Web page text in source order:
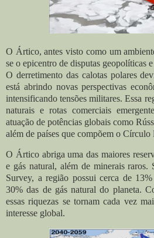
O Ártico, antes visto como um
se o epicentro de disputas geopolíticas
O derretimento das calotas polares
está abrindo novas perspectivas
intensificando tensões militares. Essa
naturais e rotas comerciais
atuação de potências globais como
além de países que compõem o
O Ártico abriga uma das maiores
e gás natural, além de minerais
Survey, a região possui cerca de
30% das de gás natural do planeta.
essas riquezas se tornam cada vez
interesse global.